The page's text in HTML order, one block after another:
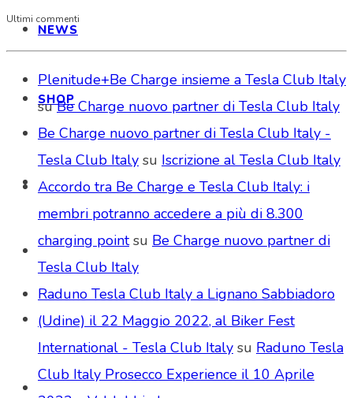
NEWS
SHOP
Ultimi commenti
Plenitude+Be Charge insieme a Tesla Club Italy
suBe Charge nuovo partner di Tesla Club Italy
Be Charge nuovo partner di Tesla Club Italy -
Tesla Club Italy su Iscrizione al Tesla Club Italy
Accordo tra Be Charge e Tesla Club Italy: i
membri potranno accedere a più di 8.300
charging pointsu Be Charge nuovo partner di
Tesla Club Italy
Raduno Tesla Club Italy a Lignano Sabbiadoro
(Udine) il 22 Maggio 2022, al Biker Fest
International - Tesla Club Italy su Raduno Tesla
Club Italy Prosecco Experience il 10 Aprile